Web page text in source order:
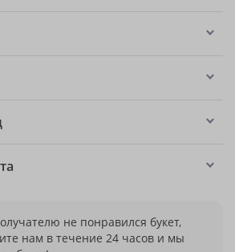
не понравился букет,
нам в течение 24 часов и мы